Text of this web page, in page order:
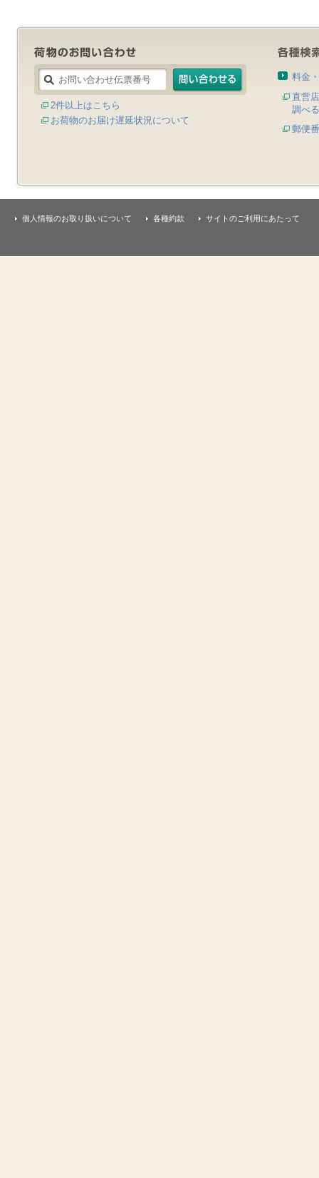
2件以上はこちら
お荷物のお届け遅延状況について
料金
直営
調べる
郵便
個人情報のお取り扱いについて 各種約款 サイトのご利用にあたって